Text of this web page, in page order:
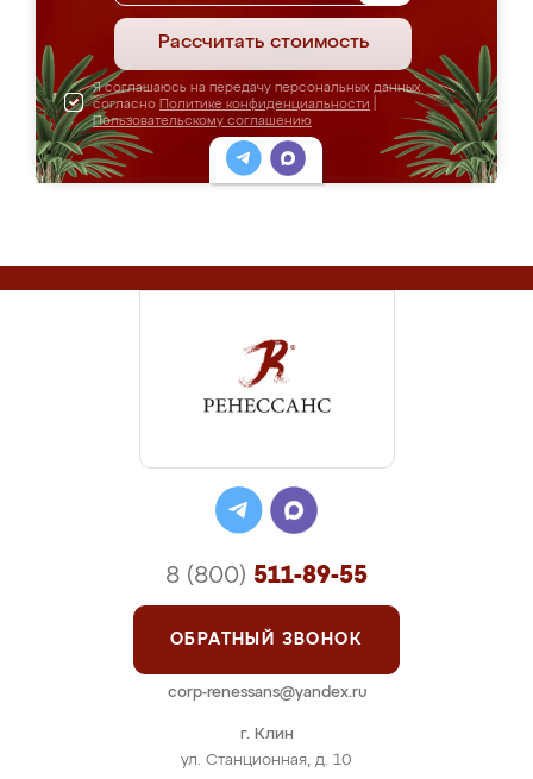
Рассчитать стоимость
Я соглашаюсь на передачу персональных данных
согласно Политике конфиденциальности
Пользовательскому соглашению
г. Клин
ул. Станционная, д. 10
8 (800) 511-89-55
ОБРАТНЫЙ ЗВОНОК
corp-renessans@yandex.ru